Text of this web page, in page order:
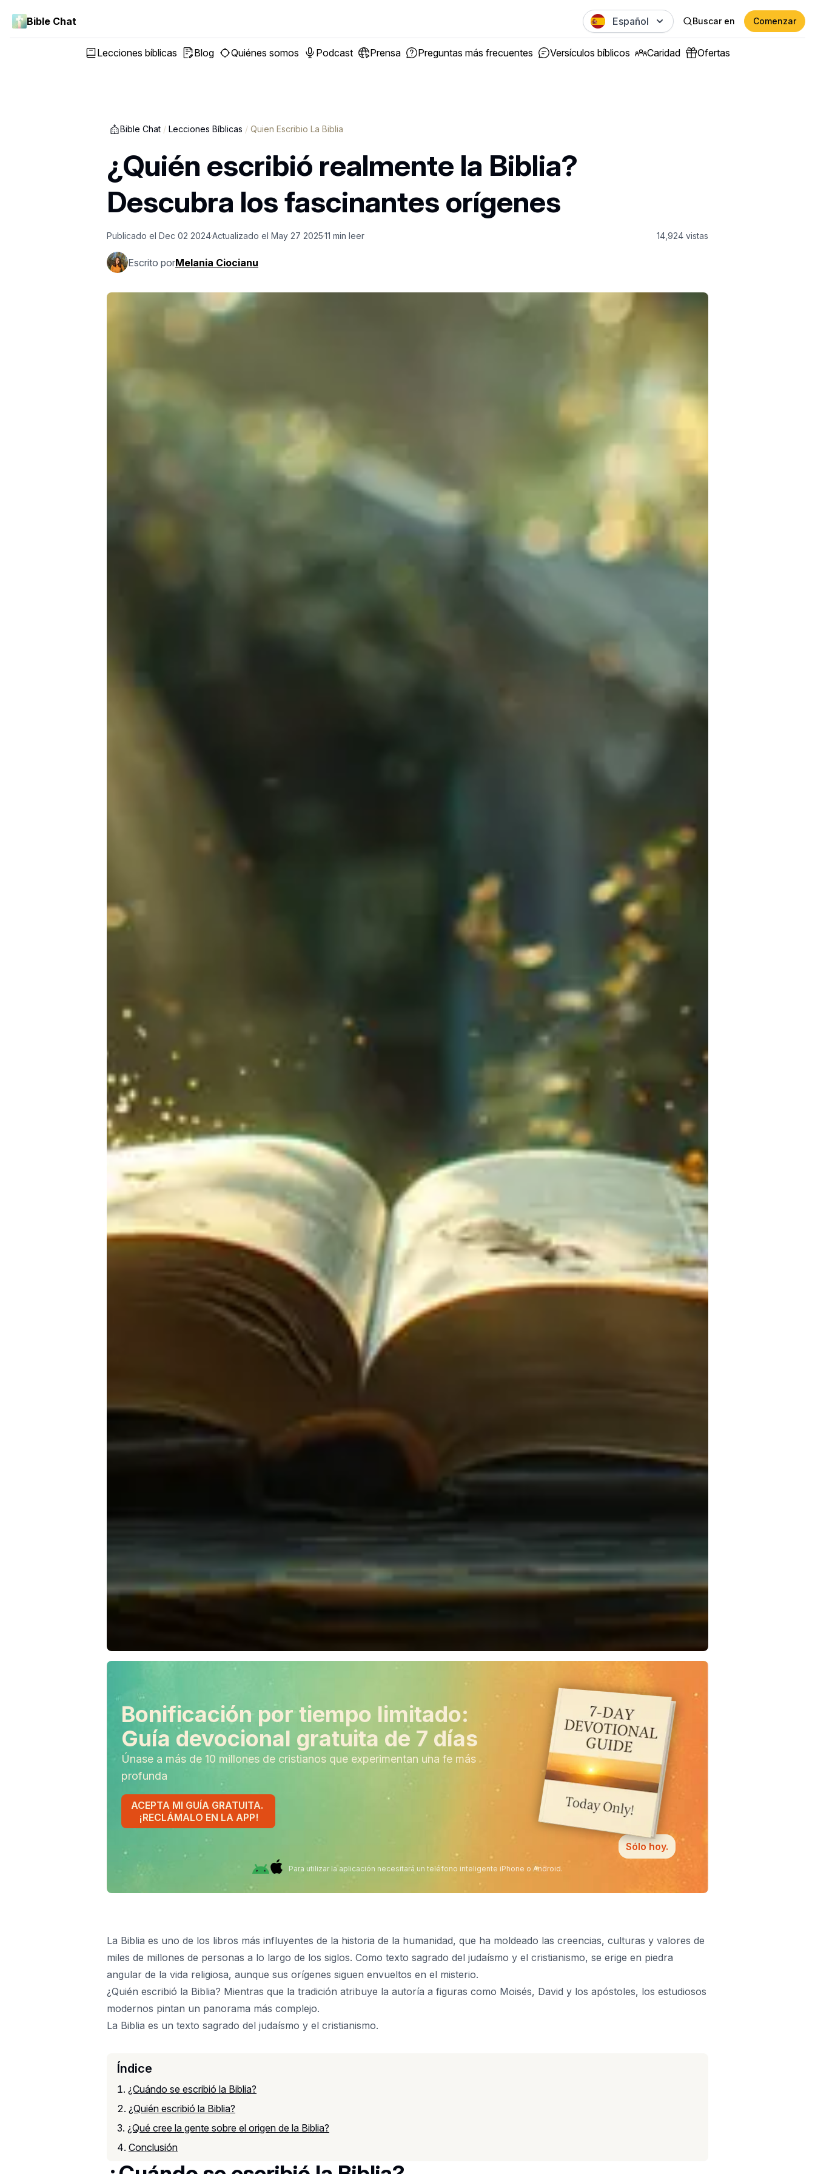
Bible Chat Español Buscar en Comenzar
Lecciones bíblicas Blog Quiénes somos Podcast Prensa Preguntas más frecuentes Versículos bíblicos Caridad Ofertas
Bible Chat / Lecciones Bíblicas / Quien Escribio La Biblia
¿Quién escribió realmente la Biblia?
Descubra los fascinantes orígenes
Publicado el Dec 02 2024Actualizado el May 27 202511 min leer 14,924 vistas
Escrito porMelania Ciocianu
Bonificación por tiempo limitado:
Guía devocional gratuita de 7 días
Únase a más de 10 millones de cristianos que experimentan una fe más
profunda
ACEPTA MI GUÍA GRATUITA.
¡RECLÁMALO EN LA APP!
Sólo hoy.
Para utilizar la aplicación necesitará un teléfono inteligente iPhone o Android.
La Biblia es uno de los libros más influyentes de la historia de la humanidad, que ha moldeado las creencias, culturas y valores de
miles de millones de personas a lo largo de los siglos. Como texto sagrado del judaísmo y el cristianismo, se erige en piedra
angular de la vida religiosa, aunque sus orígenes siguen envueltos en el misterio.
¿Quién escribió la Biblia? Mientras que la tradición atribuye la autoría a figuras como Moisés, David y los apóstoles, los estudiosos
modernos pintan un panorama más complejo.
La Biblia es un texto sagrado del judaísmo y el cristianismo.
Índice
¿Cuándo se escribió la Biblia?
¿Quién escribió la Biblia?
¿Qué cree la gente sobre el origen de la Biblia?
Conclusión